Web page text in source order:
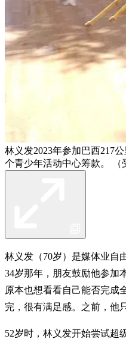
林义发2023年参加巴西217
个青少年活动中心筹款。 （
林义发（70岁）是媒体业自
34岁那年，朋友鼓励他参加
原本也想看看自己能否完成
完，很有满足感。之前，他
52岁时，林义发开始尝试超